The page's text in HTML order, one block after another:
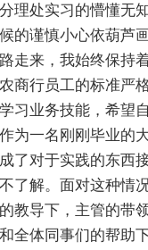
理处实习的懵懂无
的谨慎小心依葫芦
走来，我始终保持
商行员工的标准严
习业务技能，希望
为一名刚刚毕业的
了对于实践的东西
了解。面对这种情
教导下，主管的带
全体同事们的帮助